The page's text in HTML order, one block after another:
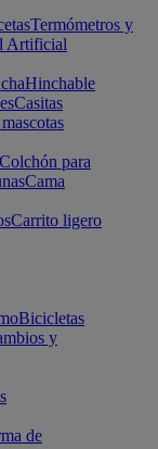
Termómetros y
Artificial
Hinchable
Casitas
Colchón para
Cama
Carrito ligero
Bicicletas
y
de